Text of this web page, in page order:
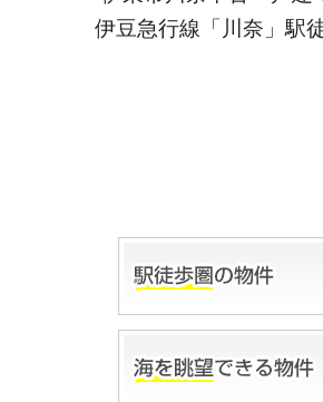
伊豆急行線「川奈」駅